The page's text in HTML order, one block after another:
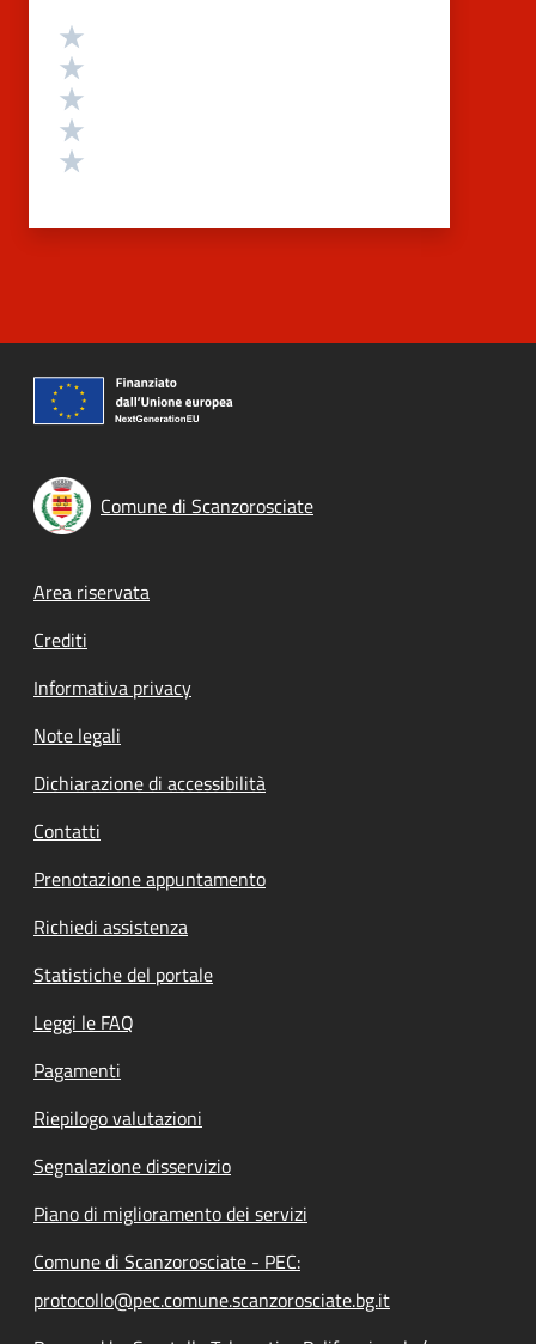
Valutazione
Comune di Scanzorosciate
Footer menu
Area riservata
Crediti
Informativa privacy
Note legali
Dichiarazione di accessibilità
Contatti
Prenotazione appuntamento
Richiedi assistenza
Statistiche del portale
Leggi le FAQ
Pagamenti
Riepilogo valutazioni
Segnalazione disservizio
Piano di miglioramento dei servizi
Comune di Scanzorosciate - PEC:
protocollo@pec.comune.scanzorosciate.bg.it